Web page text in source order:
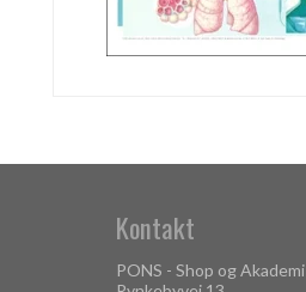
Kontakt
PONS - Shop og Akademi